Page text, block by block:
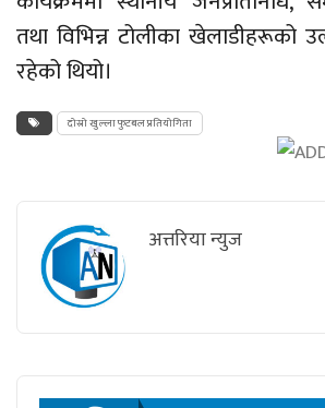
तथा विभिन्न टोलीका खेलाडीहरूको
रहेको थियो।
दोस्रो खुल्ला फुटबल प्रतियोगिता
अत्तरिया न्युज